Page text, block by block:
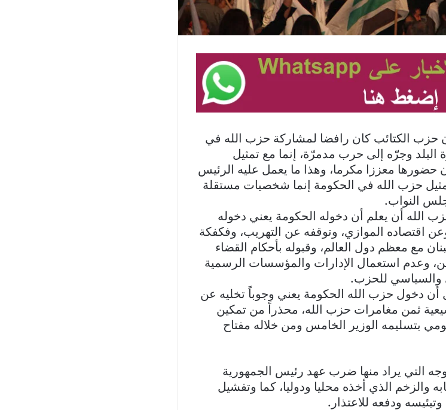
حزب الكتائب كان رافضا لمشاركة حزب الله في
وجرّه إلى حرب مدمرّة، إنما مع تمثيل
حضورها معززا مكرما، وهذا ما يعمل عليه الرئيس
حزب الله في الحكومة إنما شخصيات مستقلة
النواب.
الله أن يعلم أن دخوله الحكومة يعني دخوله
اقتصاده الموازي، وتوقفه عن التهريب، وفكفكة
مع معظم دول العالم، وقبوله بأحكام القضاء
وعدم استعمال الإدارات والمؤسسات الرسمية
والسياسي للحزب.
أن دخول حزب الله الحكومة يعني وجوباً تخليه عن
ثمن مغامرات حزب الله، محذراً من تمكين
بتسليمه الوزير الخامس ومن خلاله مفتاح
التي يراد منها ضرب عهد رئيس الجمهورية
والزخم الذي أخذه محليا ودوليا، كما وتفشيل
ودفعه للاعتذار.